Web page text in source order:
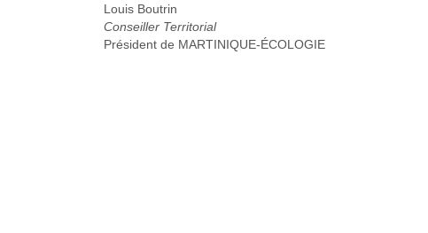
Louis Boutrin
Conseiller Territorial
Président de MARTINIQUE-ÉCOLOGIE